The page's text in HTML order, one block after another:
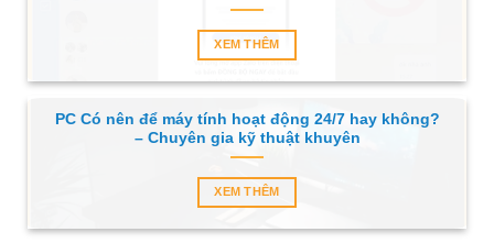
XEM THÊM
PC Có nên để máy tính hoạt động 24/7 hay không?
– Chuyên gia kỹ thuật khuyên
XEM THÊM